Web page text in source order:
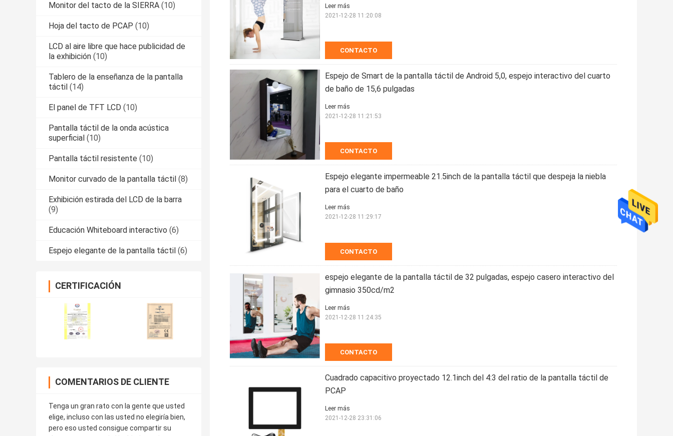
Monitor del tacto de la SIERRA (10)
Hoja del tacto de PCAP (10)
LCD al aire libre que hace publicidad de
la exhibición (10)
Tablero de la enseñanza de la pantalla
táctil (14)
El panel de TFT LCD (10)
Pantalla táctil de la onda acústica
superficial (10)
Pantalla táctil resistente (10)
Monitor curvado de la pantalla táctil (8)
Exhibición estirada del LCD de la barra
(9)
Educación Whiteboard interactivo (6)
Espejo elegante de la pantalla táctil (6)
CERTIFICACIÓN
COMENTARIOS DE CLIENTE
Tenga un gran rato con la gente que usted
elige, incluso con las usted no elegiría bien,
pero eso usted consigue compartir su
CONTACTO
Leer más
2021-12-28 11:20:08
Espejo de Smart de la pantalla táctil de Android 5,0, espejo interactivo del cuarto
de baño de 15,6 pulgadas
CONTACTO
Leer más
2021-12-28 11:21:53
Espejo elegante impermeable 21.5inch de la pantalla táctil que despeja la niebla
para el cuarto de baño
CONTACTO
Leer más
2021-12-28 11:29:17
espejo elegante de la pantalla táctil de 32 pulgadas, espejo casero interactivo del
gimnasio 350cd/m2
CONTACTO
Leer más
2021-12-28 11:24:35
Cuadrado capacitivo proyectado 12.1inch del 4:3 del ratio de la pantalla táctil de
PCAP
Leer más
2021-12-28 23:31:06